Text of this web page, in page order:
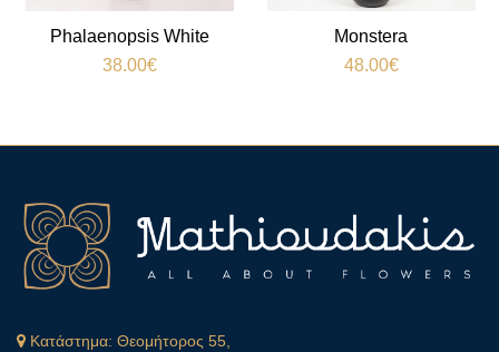
Phalaenopsis White
38.00€
Monstera
48.00€
Κατάστημα: Θεομήτορος 55,